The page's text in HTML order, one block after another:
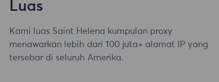
Luas
Kami luas Saint Helena kumpulan proxy
menawarkan lebih dari 100 juta+ alamat IP yang
tersebar di seluruh Amerika.